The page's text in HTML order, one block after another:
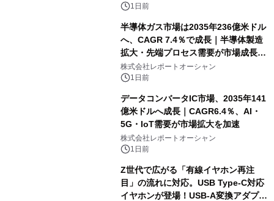
1日前
半導体ガス市場は2035年236億米ドル
へ、CAGR 7.4％で成長｜半導体製造
拡大・先端プロセス需要が市場成長を
加速
株式会社レポートオーシャン
1日前
データコンバータIC市場、2035年141
億米ドルへ成長｜CAGR6.4％、AI・
5G・IoT需要が市場拡大を加速
株式会社レポートオーシャン
1日前
Z世代で広がる「有線イヤホン再注
目」の流れに対応。USB Type-C対応
イヤホンが登場！USB-A変換アダプタ